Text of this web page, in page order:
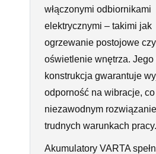
włączonymi odbiornikami
elektrycznymi – takimi jak
ogrzewanie postojowe czy
oświetlenie wnętrza. Jego
konstrukcja gwarantuje
odporność na wibracje,
niezawodnym
trudnych warunkach pracy.
Akumulatory VARTA